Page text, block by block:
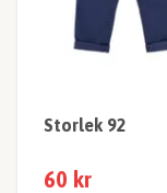
Storlek 92
60 kr